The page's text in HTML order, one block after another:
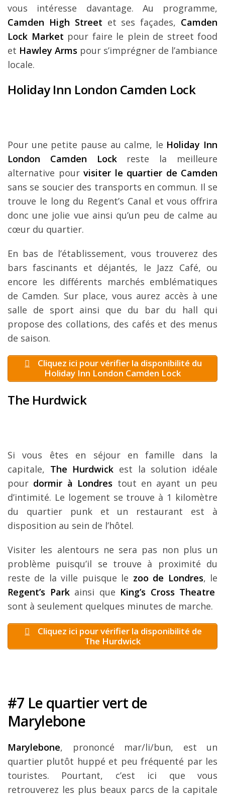
vous intéresse davantage. Au programme,
Camden High Street et ses façades, Camden
Lock Market pour faire le plein de street food
et Hawley Arms pour s’imprégner de l’ambiance
locale.
Holiday Inn London Camden Lock
Pour une petite pause au calme, le Holiday Inn
London Camden Lockreste la meilleure
alternative pourvisiter le quartier de Camden
sans se soucier des transports en commun. Il se
trouve le long du Regent’s Canal et vous offrira
donc une jolie vue ainsi qu’un peu de calme au
cœur du quartier.
En bas de l’établissement, vous trouverez des
bars fascinants et déjantés, le Jazz Café, ou
encore les différents marchés emblématiques
de Camden. Sur place, vous aurez accès à une
salle de sport ainsi que du bar du hall qui
propose des collations, des cafés et des menus
de saison.
Cliquez ici pour vérifier la disponibilité du
Holiday Inn London Camden Lock
The Hurdwick
Si vous êtes en séjour en famille dans la
capitale, The Hurdwick est la solution idéale
pour dormir à Londres tout en ayant un peu
d’intimité. Le logement se trouve à 1 kilomètre
du quartier punk et un restaurant est à
disposition au sein de l’hôtel.
Visiter les alentours ne sera pas non plus un
problème puisqu’il se trouve à proximité du
reste de la ville puisque le zoo de Londres, le
Regent’s Parkainsi que King’s Cross Theatre
sont à seulement quelques minutes de marche.
Cliquez ici pour vérifier la disponibilité de
The Hurdwick
#7 Le quartier vert de
Marylebone
Marylebone, prononcé mar/li/bun, est un
quartier plutôt huppé et peu fréquenté par les
touristes. Pourtant, c’est ici que vous
retrouverez les plus beaux parcs de la capitale